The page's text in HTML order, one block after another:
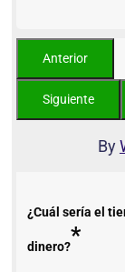
By
¿Cuál sería el
dinero?*